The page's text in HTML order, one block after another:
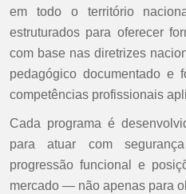
em todo o território
estruturados para oferecer
com base nas diretrizes
pedagógico documentado e
competências profissionais
Cada programa é
para atuar com
progressão funcional e
mercado — não apenas para